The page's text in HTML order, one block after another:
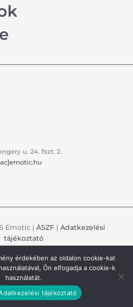
u. 24. fszt. 2.
Emotic | ÁSZF | Adatkezelési
tájékoztató
érdekében az oldalon cookie-kat
Ön elfogadja a cookie-k
használatát.
tájékoztató